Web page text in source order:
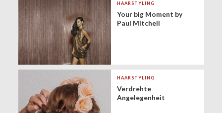
HAARSTYLING
Your big Moment by
Paul Mitchell
HAARSTYLING
Verdrehte
Angelegenheit